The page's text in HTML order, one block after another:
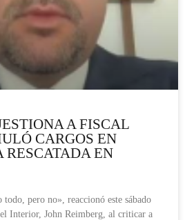
A FISCAL
CARGOS EN
RESCATADA EN
todo, pero no», reaccionó este sábado
Interior, John Reimberg, al criticar a